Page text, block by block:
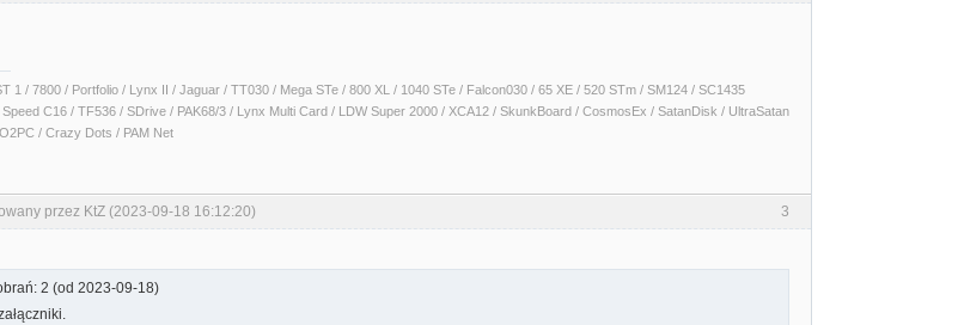
1 / 7800 / Portfolio / Lynx II / Jaguar / TT030 / Mega STe / 800 XL / 1040 STe / Falcon030 / 65 XE / 520 STm / SM124 / SC1435
C16 / TF536 / SDrive / PAK68/3 / Lynx Multi Card / LDW Super 2000 / XCA12 / SkunkBoard / CosmosEx / SatanDisk / UltraSatan
/ Crazy Dots / PAM Net
3
przez KtZ (2023-09-18 16:12:20)
2 (od 2023-09-18)